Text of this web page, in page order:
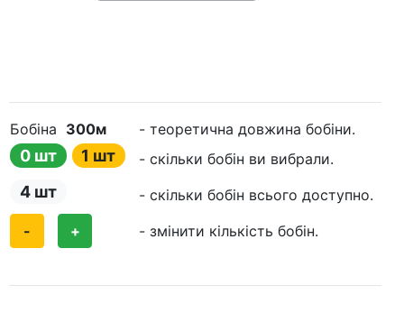
Бобіна 300м - теоретична довжина бобіни.
0 шт 1 шт - скільки бобін ви вибрали.
4 шт
- скільки бобін всього доступно.
-
+ - змінити кількість бобін.